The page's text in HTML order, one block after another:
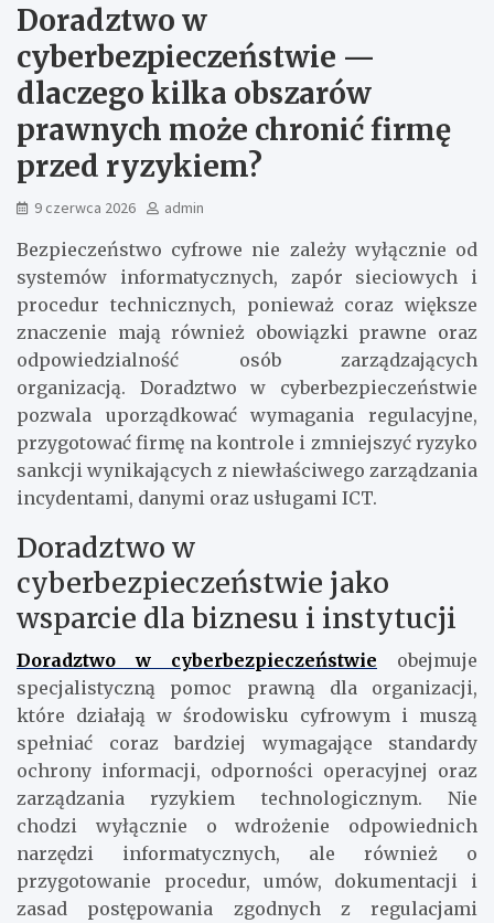
Doradztwo w
cyberbezpieczeństwie —
dlaczego kilka obszarów
prawnych może chronić firmę
przed ryzykiem?
9 czerwca 2026 admin
Bezpieczeństwo cyfrowe nie zależy wyłącznie od
systemów informatycznych, zapór sieciowych i
procedur technicznych, ponieważ coraz większe
znaczenie mają również obowiązki prawne oraz
odpowiedzialność osób zarządzających
organizacją. Doradztwo w cyberbezpieczeństwie
pozwala uporządkować wymagania regulacyjne,
przygotować firmę na kontrole i zmniejszyć ryzyko
sankcji wynikających z niewłaściwego zarządzania
incydentami, danymi oraz usługami ICT.
Doradztwo w
cyberbezpieczeństwie jako
wsparcie dla biznesu i instytucji
Doradztwo w cyberbezpieczeństwie obejmuje
specjalistyczną pomoc prawną dla organizacji,
które działają w środowisku cyfrowym i muszą
spełniać coraz bardziej wymagające standardy
ochrony informacji, odporności operacyjnej oraz
zarządzania ryzykiem technologicznym. Nie
chodzi wyłącznie o wdrożenie odpowiednich
narzędzi informatycznych, ale również o
przygotowanie procedur, umów, dokumentacji i
zasad postępowania zgodnych z regulacjami